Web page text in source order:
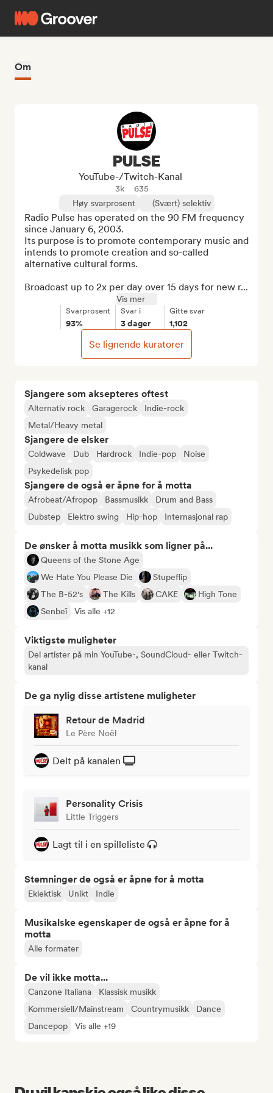
Om
Sjangere som aksepteres oftest
Alternativ rock Garagerock
Indie-rock
Metal/Heavy metal
Sjangere de elsker
Coldwave Dub Hardrock Indie-pop
Noise
Psykedelisk pop
Sjangere de også er åpne for å motta
Afrobeat/Afropop Bassmusikk
Drum and Bass
Dubstep
Elektro swing Hip-hop Internasjonal rap
De ønsker å motta musikk som ligner på...
Queens of the Stone Age
We Hate You Please Die
Stupeflip
The B-52's
The Kills CAKE
High Tone
Senbeï
Vis alle +12
Viktigste muligheter
Del artister på min YouTube-, SoundCloud- eller Twitch-
kanal
De ga nylig disse artistene muligheter
Retour de Madrid
Le Père Noël
Delt på kanalen
Personality Crisis
Little Triggers
Lagt til i en spilleliste
Stemninger de også er åpne for å motta
Eklektisk Unikt Indie
Musikalske egenskaper de også er åpne for å
motta
Alle formater
De vil ikke motta...
Canzone Italiana
Klassisk musikk
Kommersiell/Mainstream
Countrymusikk
Dance
Dancepop
Vis alle +19
PULSE
YouTube-/Twitch-Kanal
3k
635
Høy svarprosent
(Svært) selektiv
Radio Pulse has operated on the 90 FM frequency
since January 6, 2003.
Its purpose is to promote contemporary music and
intends to promote creation and so-called
alternative cultural forms.
Broadcast up to 2x per day over 15 days for new r...
Vis mer
Svarprosent
93%
Svar i
3 dager
Gitte svar
1,102
Se lignende kuratorer